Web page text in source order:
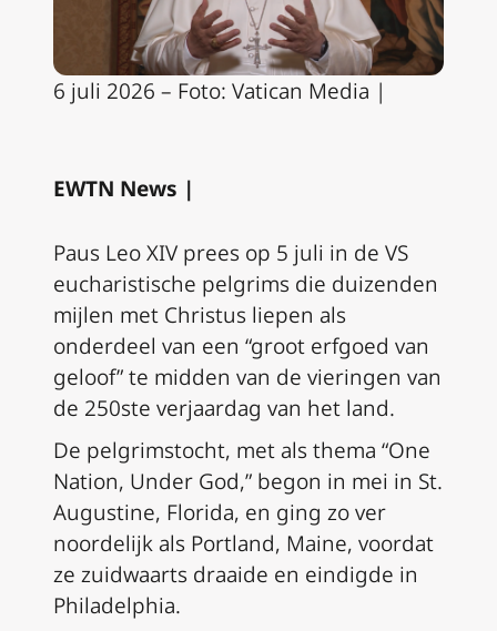
6 juli 2026 – Foto: Vatican Media |
EWTN News |
Paus Leo XIV prees op 5 juli in de VS
eucharistische pelgrims die duizenden
mijlen met Christus liepen als
onderdeel van een “groot erfgoed van
geloof” te midden van de vieringen van
de 250ste verjaardag van het land.
De pelgrimstocht, met als thema “One
Nation, Under God,” begon in mei in St.
Augustine, Florida, en ging zo ver
noordelijk als Portland, Maine, voordat
ze zuidwaarts draaide en eindigde in
Philadelphia.